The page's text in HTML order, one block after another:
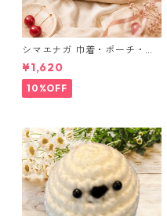
シマエナガ 巾着・ポーチ・ミ
ニポーチ(カード収納にも) ３
点セット さくらんぼ柄×淡いピ
ンク
¥1,620
10%OFF